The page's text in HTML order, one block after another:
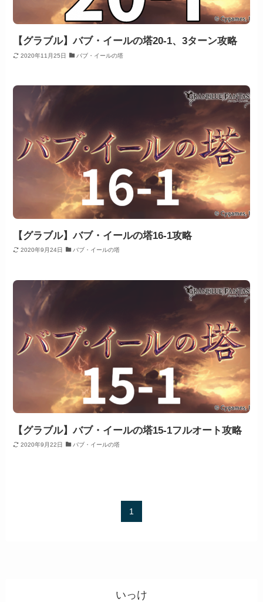
【グラブル】バブ・イールの塔20-1、3ターン攻略
2020年11月25日 バブ・イールの塔
【グラブル】バブ・イールの塔16-1攻略
2020年9月24日 バブ・イールの塔
【グラブル】バブ・イールの塔15-1フルオート攻略
2020年9月22日 バブ・イールの塔
1
いっけ